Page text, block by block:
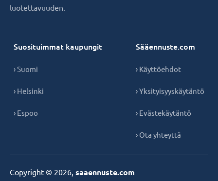
luotettavuuden.
Suosituimmat kaupungit
› Suomi
› Helsinki
› Espoo
Sääennuste.com
› Käyttöehdot
› Yksityisyyskäytäntö
› Evästekäytäntö
› Ota yhteyttä
Copyright © 2026, saaennuste.com